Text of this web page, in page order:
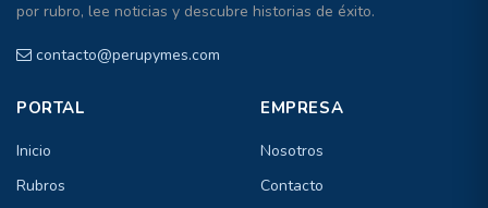
por rubro, lee noticias y descubre historias de éxito.
contacto@perupymes.com
PORTAL
Inicio
Rubros
EMPRESA
Nosotros
Contacto